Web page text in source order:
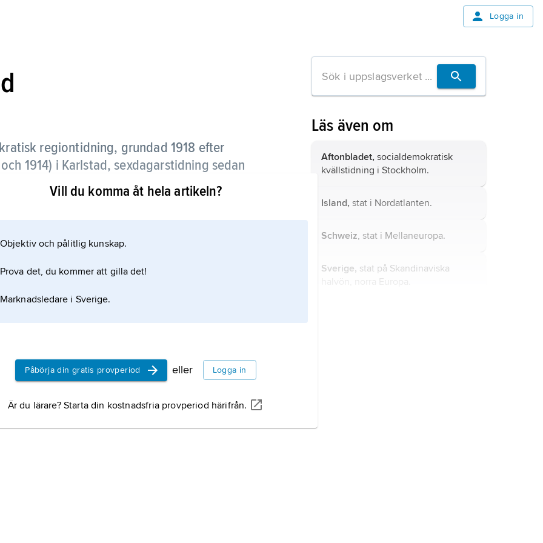
Logga in
regiontidning, grundad 1918 efter
1914) i Karlstad, sexdagarstidning sedan
hör Karl Fredriksson (”Nordens Karlsson”)
1958–72 och Rolf Alsing (1948–2026),
såldes 2017 av den lokala arbetarrörelsen till
Vill du komma åt hela artikeln?
Objektiv och pålitlig kunskap.
Prova det, du kommer att gilla det!
Marknadsledare i Sverige.
Påbörja din gratis provperiod eller Logga in
Är du lärare? Starta din kostnadsfria provperiod härifrån.
Läs även om
Aftonbladet, socialdemokratisk
kvällstidning i Stockholm.
Island, stat i Nordatlanten.
Schweiz, stat i Mellaneuropa.
Sverige, stat på Skandinaviska
halvön, norra Europa.